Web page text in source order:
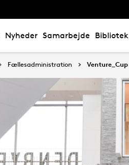
Nyheder Samarbejde Bibliotek
Fællesadministration Venture_Cup